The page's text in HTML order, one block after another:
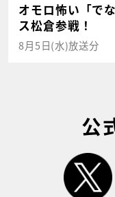
オモロ怖い「で
ス松倉参戦！
8月5日(水)放送分
公